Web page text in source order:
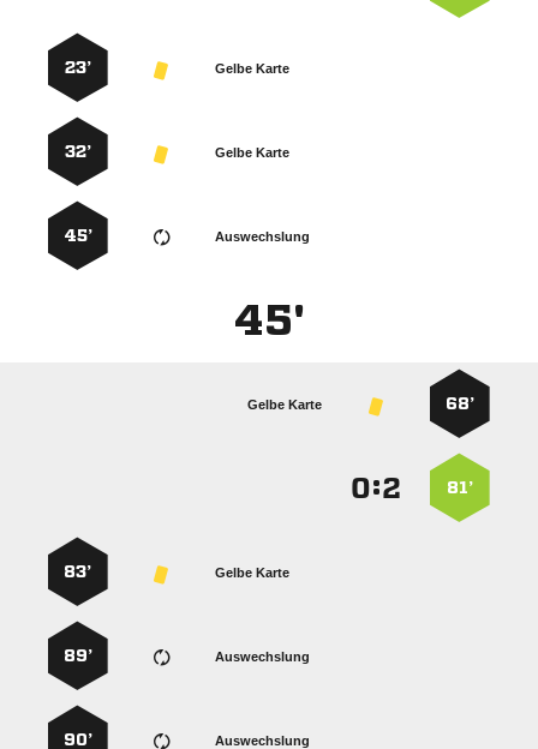
Gelbe Karte
23’
Gelbe Karte
32’
Auswechslung
45’
45'
68’
Gelbe Karte
81’
:
Gelbe Karte
83’
Auswechslung
89’
Auswechslung
90’